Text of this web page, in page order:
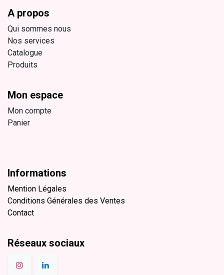
A propos
Qui sommes nous
Nos services
Catalogue
Produits
Mon espace
Mon compte
Panier
Informations
Mention Légales
Conditions Générales des Ventes
Contact
Réseaux sociaux